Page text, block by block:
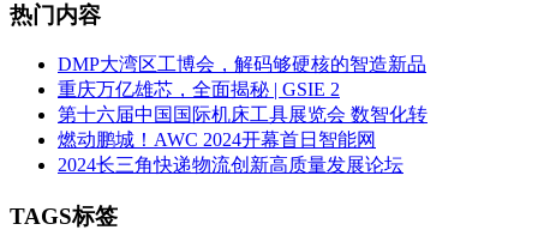
热门内容
DMP大湾区工博会，解码够硬核的智造新品
重庆万亿雄芯，全面揭秘 | GSIE 2
第十六届中国国际机床工具展览会 数智化转
燃动鹏城！AWC 2024开幕首日智能网
2024长三角快递物流创新高质量发展论坛
TAGS标签